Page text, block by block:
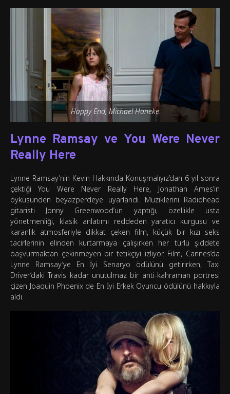
Happy End, Michael Haneke
Lynne Ramsay ve You Were Never
Really Here
Lynne Ramsay’nin Kevin Hakkında Konuşmalıyız’dan 6 yıl sonra
çektiği You Were Never Really Here, Jonathan Ames’in
öyküsünden beyazperdeye uyarlandı. Müziklerini Radiohead
gitaristi Jonny Greenwood’un yaptığı, özellikle usta
yönetmenliği, klasik anlatımı reddeden yaratıcı kurgusu ve
karanlık atmosferiyle dikkat çeken film, küçük bir kızı seks
tacirlerinin elinden kurtarmaya çalışırken her türlü şiddete
başvurmaktan çekinmeyen bir tetikçiyi izliyor. Film, Cannes’da
Lynne Ramsay’ye En İyi Senaryo ödülünü getirirken, Taxi
Driver’daki Travis kadar unutulmaz bir anti-kahraman portresi
çizen Joaquin Phoenix de En İyi Erkek Oyuncu ödülünü hakkıyla
aldı.